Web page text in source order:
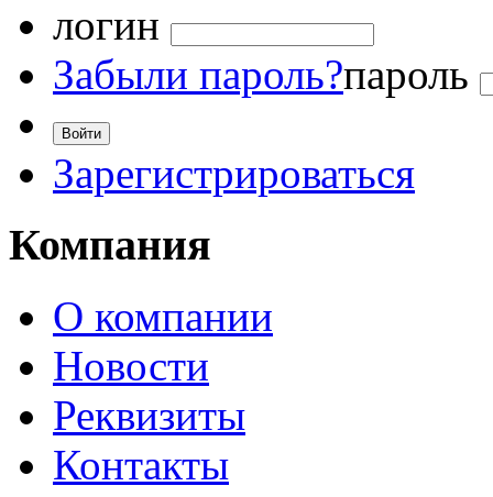
логин
Забыли пароль?пароль
Зарегистрироваться
Компания
О компании
Новости
Реквизиты
Контакты